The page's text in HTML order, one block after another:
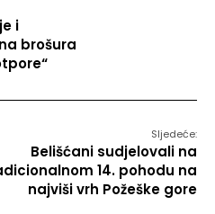
i
brošura
Sljedeće:
Belišćani sudjelovali na
14. pohodu na
najviši vrh Požeške gore